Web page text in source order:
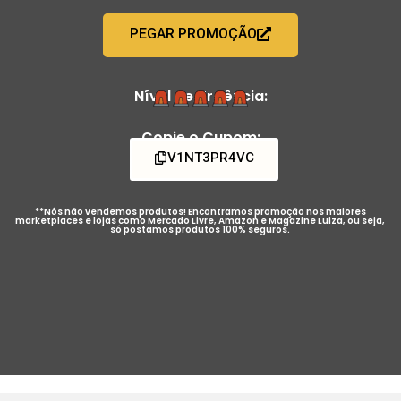
PEGAR PROMOÇÃO
Nível de Urgência:
Copie o Cupom:
V1NT3PR4VC
**Nós não vendemos produtos! Encontramos promoção nos maiores
marketplaces e lojas como Mercado Livre, Amazon e Magazine Luiza, ou seja,
só postamos produtos 100% seguros.